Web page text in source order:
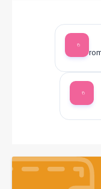
گوشتشو به دندون